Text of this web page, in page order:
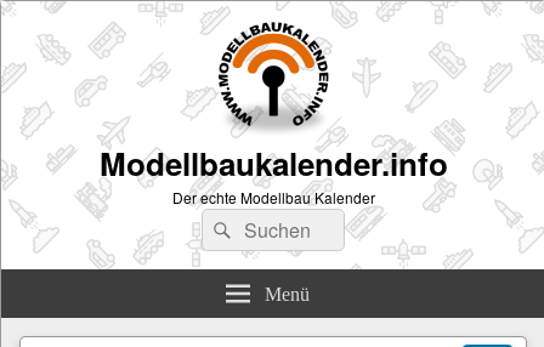
Modellbaukalender.info
Der echte Modellbau Kalender
Suchen
nach:
Suchen
Menü